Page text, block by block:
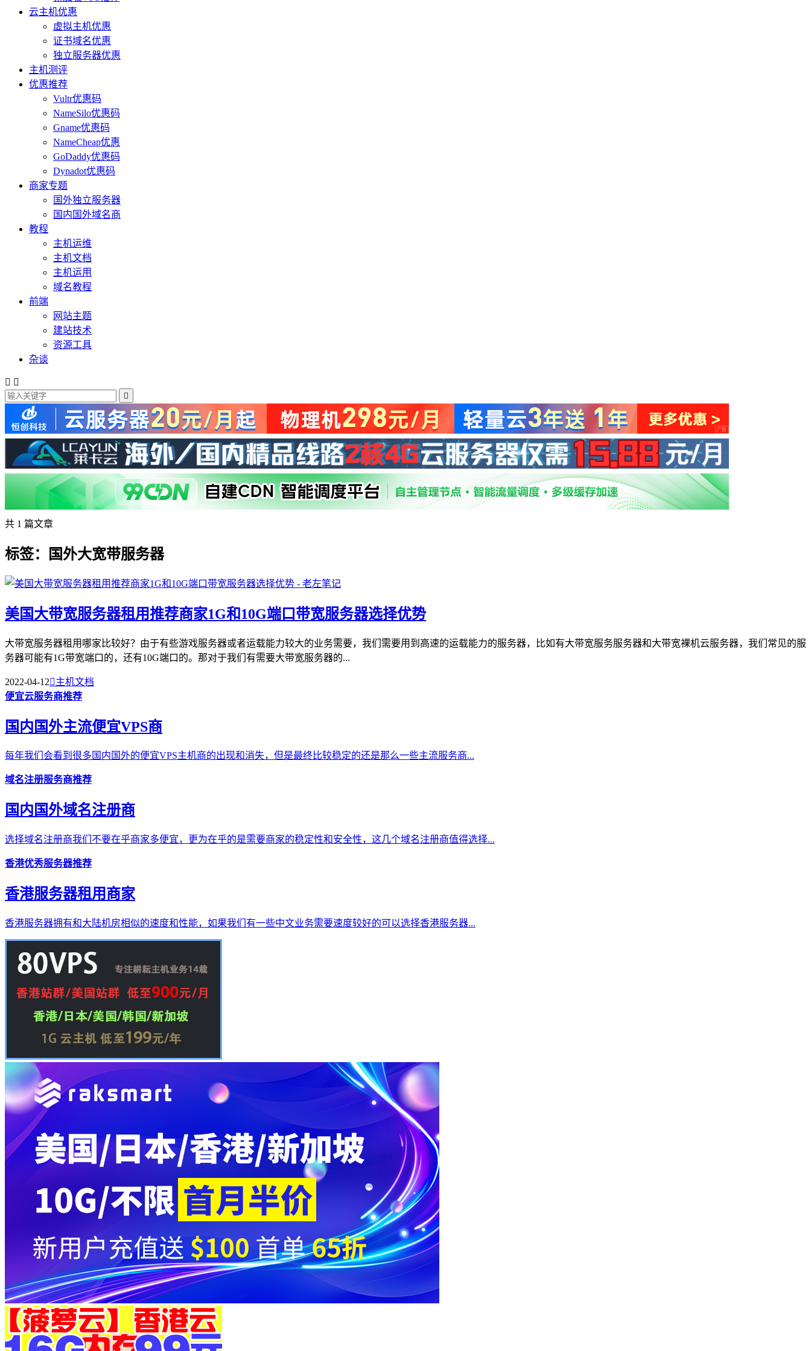
云主机优惠
虚拟主机优惠
证书域名优惠
独立服务器优惠
主机测评
优惠推荐
Vultr优惠码
NameSilo优惠码
Gname优惠码
NameCheap优惠
GoDaddy优惠码
Dynadot优惠码
商家专题
国外独立服务器
国内国外域名商
教程
主机运维
主机文档
主机运用
域名教程
前端
网站主题
建站技术
资源工具
杂谈
 

共 1 篇文章
标签：国外大宽带服务器
美国大带宽服务器租用推荐商家1G和10G端口带宽服务器选择优势
大带宽服务器租用哪家比较好？由于有些游戏服务器或者运载能力较大的业务需要，我们需要用到高速的运载能力的服务器，比如有大带宽服务服务器和大带宽裸机云服务器，我们常见的服
务器可能有1G带宽端口的，还有10G端口的。那对于我们有需要大带宽服务器的...
2022-04-12主机文档
便宜云服务商推荐
国内国外主流便宜VPS商
每年我们会看到很多国内国外的便宜VPS主机商的出现和消失，但是最终比较稳定的还是那么一些主流服务商...
域名注册服务商推荐
国内国外域名注册商
选择域名注册商我们不要在乎商家多便宜，更为在乎的是需要商家的稳定性和安全性，这几个域名注册商值得选择...
香港优秀服务器推荐
香港服务器租用商家
香港服务器拥有和大陆机房相似的速度和性能，如果我们有一些中文业务需要速度较好的可以选择香港服务器...